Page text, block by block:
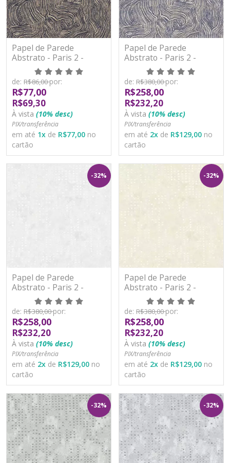
Papel de Parede
Abstrato - Paris 2 -
PA101805R - Vinílico -
TNT
de: R$86,00por:
R$77,00
R$69,30
À vista (10% desc)
PIX/transferência
em até 1x de R$77,00 no
cartão
Papel de Parede
Abstrato - Paris 2 -
PA101806R - Vinílico -
TNT
de: R$380,00por:
R$258,00
R$232,20
À vista (10% desc)
PIX/transferência
em até 2x de R$129,00 no
cartão
-32%
Papel de Parede
Abstrato - Paris 2 -
PA101901R - Vinílico -
TNT
de: R$380,00por:
R$258,00
R$232,20
À vista (10% desc)
PIX/transferência
em até 2x de R$129,00 no
cartão
-32%
Papel de Parede
Abstrato - Paris 2 -
PA101902R - Vinílico -
TNT
de: R$380,00por:
R$258,00
R$232,20
À vista (10% desc)
PIX/transferência
em até 2x de R$129,00 no
cartão
-32% -32%